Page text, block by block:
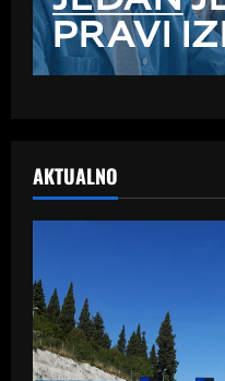
AKTUALNO